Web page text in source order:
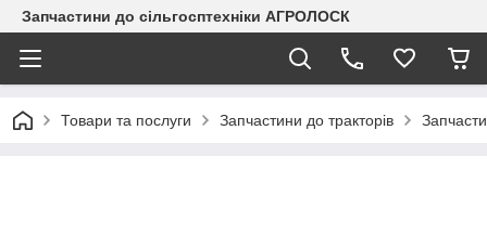
Запчастини до сільгосптехніки АГРОЛОСК
Товари та послуги Запчастини до тракторів